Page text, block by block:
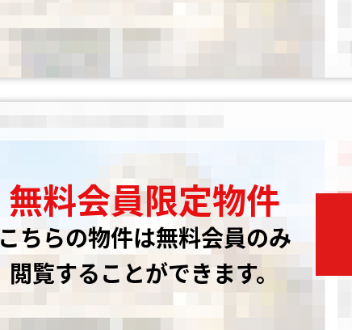
無料会員限定物件
こちらの物件は無料会員のみ
閲覧することができます。